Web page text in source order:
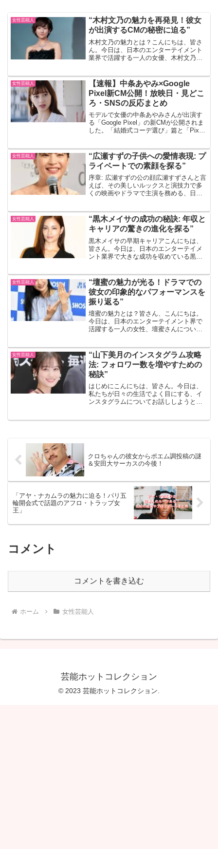
女性芸能人
“木村文乃の魅力を再発見！彼女
が出演するCMの秘密に迫る”
木村文乃の魅力とは？こんにちは、皆さ
ん。今日は、日本のエンターテイメント
業界で活躍する一人の女優、木村文乃さ
ょう。 木村文乃さんは、その独特な雰囲
気と演技力で、多くの人...
女性芸能人
【速報】中条あやみ×Google
Pixel新CM公開！放映日・見どこ
ろ・SNSの反応まとめ
モデルで女優の中条あやみさんが出演す
る「Google Pixel」の新CMが公開されま
した。「結婚式コーデ選び」篇と「Pixel
ト。早くもSNSで話題となっていま...
女性芸能人
“広瀬すずの子供への愛情表現: プ
ライベートでの素顔を探る”
序章: 広瀬すずの公の顔広瀬すずさんと言
えば、その美しいルックスと演技力で多
くの映画やドラマで主演を務める、日本
で見せる魅力的なパフォーマンスは、多
くの人々を魅了してい...
女性芸能人
“黒木メイサの成功の秘訣: 年収と
キャリアの驚きの進化を探る”
黒木メイサの早期キャリアこんにちは、
皆さん。今日は、日本のエンターテイメ
ント業界で大きな成功を収めている黒木
まりました。彼女は14歳でモデルとして
デビューし、その後すぐ...
女性芸能人
“壇蜜の魅力が光る！ドラマでの
彼女の印象的なパフォーマンスを
振り返る”
壇蜜の魅力とは？皆さん、こんにちは。
今日は、日本のエンターテイメント界で
活躍する一人の女性、壇蜜さんについて
力ですよね。今回は、そんな壇蜜さんの
魅力をドラマでの彼女の印...
女性芸能人
“山下美月のインスタグラム攻略
法: フォロワー数を増やすための
秘訣”
はじめにこんにちは、皆さん。今日は、
私たちが日々の生活でよく目にする、イ
ンスタグラムについてお話ししようと思
クロちゃんの彼女からポエム調投稿の謎
＆安田大サーカスの今後！
「アヤ・ナカムラの魅力に迫る！パリ五
輪開会式で話題のアフロ・トラップ女
王」
コメント
コメントを書き込む
ホーム 女性芸能人
芸能ホットコレクション
© 2023 芸能ホットコレクション.